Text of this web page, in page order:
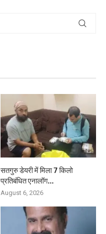
सतगुरु डेयरी में मिला 7 किलो
प्रतिबंधित एनालॉग...
August 6, 2026